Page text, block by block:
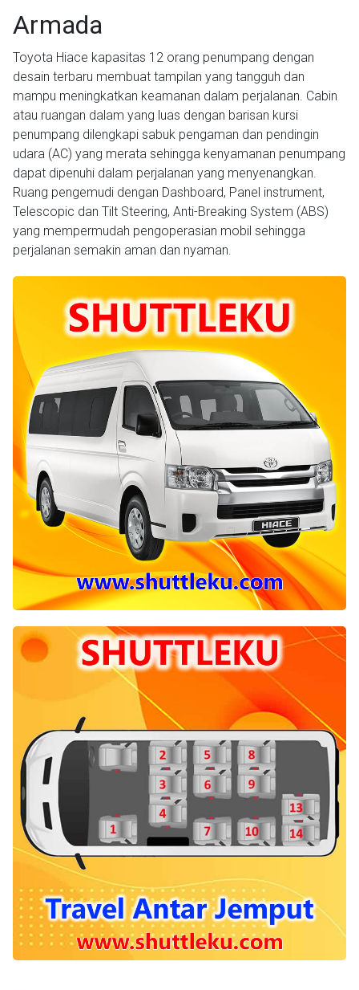
Armada
Toyota Hiace kapasitas 12 orang penumpang dengan
desain terbaru membuat tampilan yang tangguh dan
mampu meningkatkan keamanan dalam perjalanan. Cabin
atau ruangan dalam yang luas dengan barisan kursi
penumpang dilengkapi sabuk pengaman dan pendingin
udara (AC) yang merata sehingga kenyamanan penumpang
dapat dipenuhi dalam perjalanan yang menyenangkan.
Ruang pengemudi dengan Dashboard, Panel instrument,
Telescopic dan Tilt Steering, Anti-Breaking System (ABS)
yang mempermudah pengoperasian mobil sehingga
perjalanan semakin aman dan nyaman.